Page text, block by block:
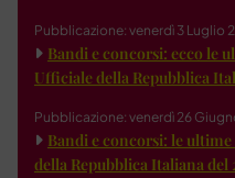
Pubblicazione: venerdì 3 Luglio
Bandi e concorsi: ecco le
Ufficiale della Repubblica
Pubblicazione: venerdì 26
Bandi e concorsi: le
della Repubblica Italiana del